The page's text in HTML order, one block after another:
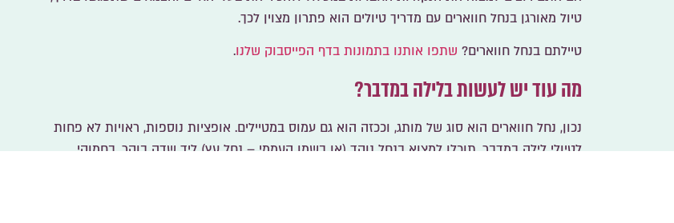
טיול מאורגן בנחל חווארים עם מדריך טיולים הוא פתרון מצוין לכך.
טיילתם בנחל חווארים? שתפו אותנו בתמונות בדף הפייסבוק שלנו.
מה עוד יש לעשות בלילה במדבר?
נכון, נחל חווארים הוא סוג של מותג, וככזה הוא גם עמוס במטיילים. אופציות נוספות, ראויות לא פחות
לטיולי לילה במדבר, תוכלו למצוא בנחל נוקד(או בשמו העממי – נחל עץ) ליד שדה בוקר,בחמוקי